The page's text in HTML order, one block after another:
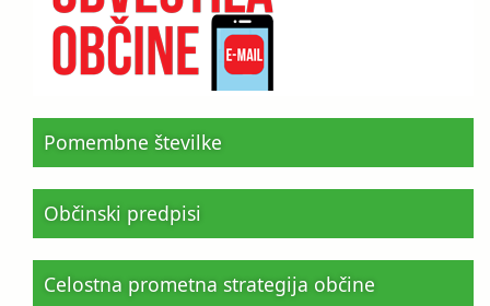
Pomembne številke
Občinski predpisi
Celostna prometna strategija občine